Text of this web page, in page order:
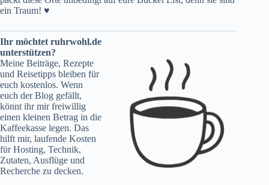
ein Traum! ♥
Ihr möchtet ruhrwohl.de
unterstützen?
Meine Beiträge, Rezepte
und Reisetipps bleiben für
euch kostenlos. Wenn
euch der Blog gefällt,
könnt ihr mir freiwillig
einen kleinen Betrag in die
Kaffeekasse legen. Das
hilft mir, laufende Kosten
für Hosting, Technik,
Zutaten, Ausflüge und
Recherche zu decken.